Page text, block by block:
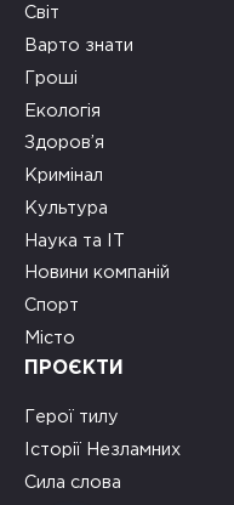
Світ
Варто знати
Гроші
Екологія
Здоров’я
Кримінал
Культура
Наука та ІТ
Новини компаній
Спорт
Місто
ПРОЄКТИ
Герої тилу
Історії Незламних
Сила слова